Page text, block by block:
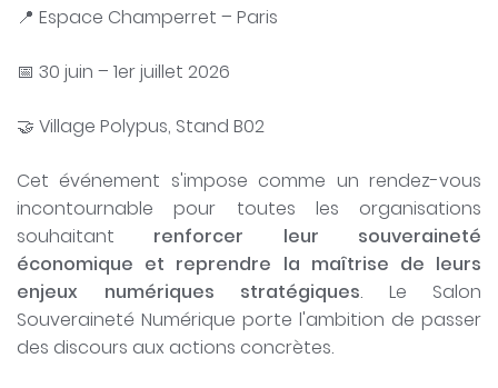
📍 Espace Champerret – Paris
📅 30 juin – 1er juillet 2026
🤝 Village Polypus, Stand B02
Cet événement s'impose comme un rendez-vous
incontournable pour toutes les organisations
souhaitant renforcer leur souveraineté
économique et reprendre la maîtrise de leurs
enjeux numériques stratégiques. Le Salon
Souveraineté Numérique porte l'ambition de passer
des discours aux actions concrètes.